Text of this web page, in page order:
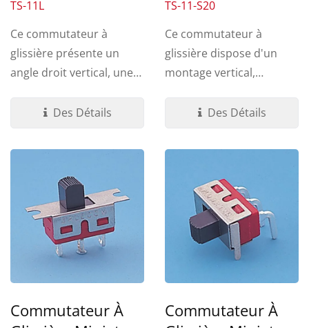
TS-11L
Ce commutateur à
glissière présente un
angle droit vertical, une
Des Détails
TS-11-S20
Ce commutateur à
glissière dispose d'un
montage vertical,
variété...Des Détails
Commutateur À
Commutateur À